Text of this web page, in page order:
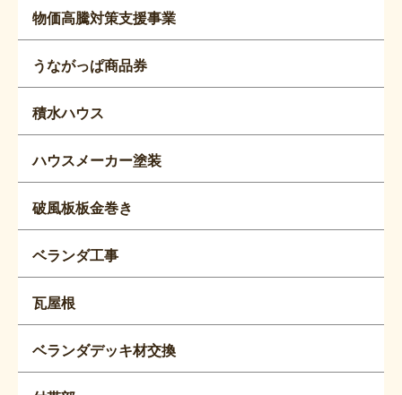
物価高騰対策支援事業
うながっぱ商品券
積水ハウス
ハウスメーカー塗装
破風板板金巻き
ベランダ工事
瓦屋根
ベランダデッキ材交換